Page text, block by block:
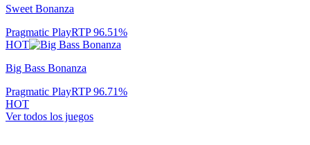
Sweet Bonanza
Pragmatic PlayRTP96.51%
HOT
Big Bass Bonanza
Pragmatic PlayRTP96.71%
HOT
Ver todos los juegos